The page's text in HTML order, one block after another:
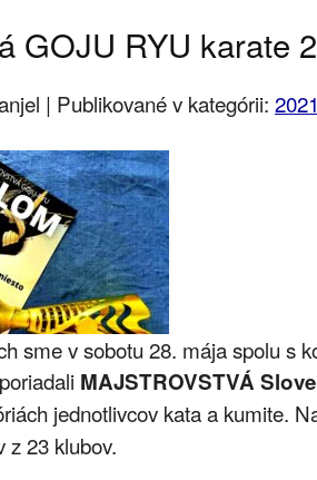
GOJU RYU karate
| Publikované v kategórii:
sme v sobotu 28. mája spolu s
MAJSTROVSTVÁ
jednotlivcov kata a kumite.
z 23 klubov.